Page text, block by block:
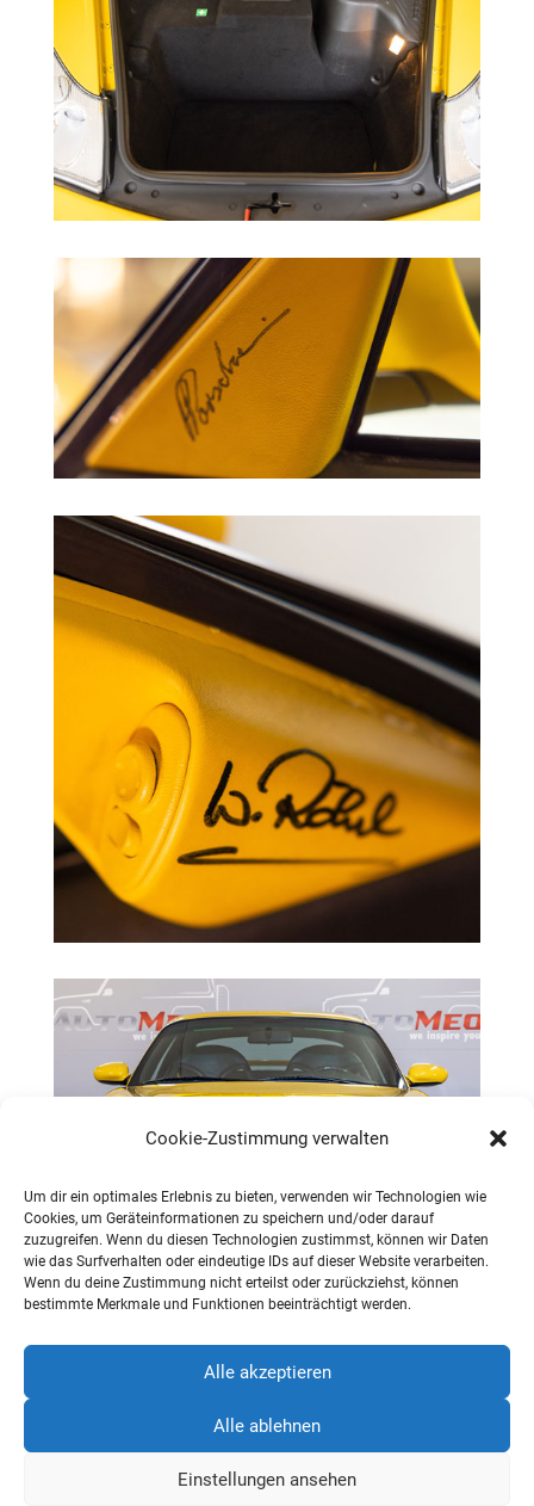
Cookie-Zustimmung verwalten
Um dir ein optimales Erlebnis zu bieten, verwenden wir Technologien wie
Cookies, um Geräteinformationen zu speichern und/oder darauf
zuzugreifen. Wenn du diesen Technologien zustimmst, können wir Daten
wie das Surfverhalten oder eindeutige IDs auf dieser Website verarbeiten.
Wenn du deine Zustimmung nicht erteilst oder zurückziehst, können
bestimmte Merkmale und Funktionen beeinträchtigt werden.
Alle akzeptieren
Alle ablehnen
Einstellungen ansehen
DATENSCHUTZERKLÄRUNG
IMPRESSUM
AGB